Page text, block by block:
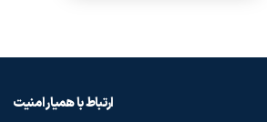
ارتباط با همیار امنیت